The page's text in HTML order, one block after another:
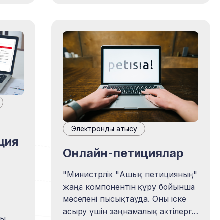
Электрондық қатысу
Онлайн-петициялар
"Министрлік "Ашық петицияның"
жаңа компонентін құру бойынша
мәселені пысықтауда. Оны іске
асыру үшін заңнамалық актілерге